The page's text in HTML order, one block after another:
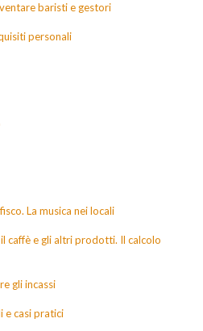
baristi e gestori
personali
La musica nei locali
caffè e gli altri prodotti. Il calcolo
gli incassi
e casi pratici